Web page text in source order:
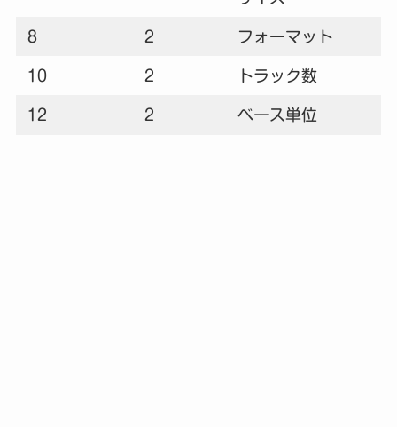
8 2 フォーマット
10 2 トラック数
12 2 ベース単位